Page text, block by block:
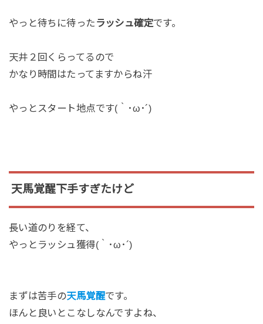
やっと待ちに待った ラッシュ確定です。
天井２回くらってるので
かなり時間はたってますからね汗
やっとスタート地点です(｀･ω･´)
天馬覚醒下手すぎたけど
長い道のりを経て、
やっとラッシュ獲得(｀･ω･´)
まずは苦手の天馬覚醒です。
ほんと良いとこなしなんですよね、